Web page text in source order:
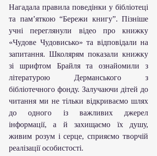
Нагадала правила поведінки у бібліотеці
та пам’яткою “Бережи книгу”. Пізніше
учні переглянули відео про книжку
«Чудове Чудовисько» та відповідали на
запитання. Школярям показали книжку
зі шрифтом Брайля та ознайомили з
літературою Дерманського з
бібліотечного фонду. Залучаючи дітей до
читання ми не тільки відкриваємо шлях
до одного із важливих джерел
інформації, а й захищаємо їх душу,
живим розум і серце, сприяємо творчій
реалізації особистості.